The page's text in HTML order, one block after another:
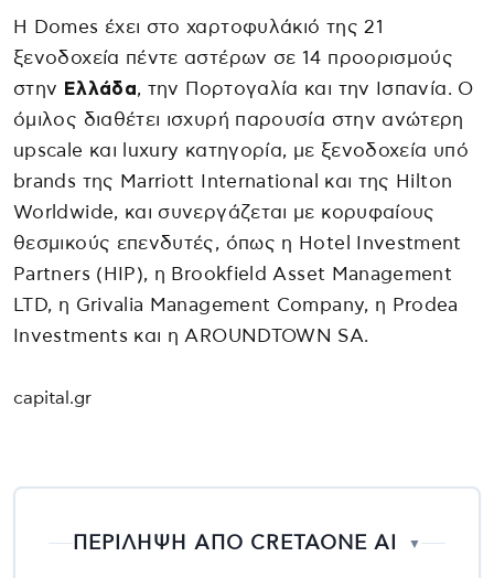
Η Domes έχει στο χαρτοφυλάκιό της 21
ξενοδοχεία πέντε αστέρων σε 14 προορισμούς
στην Ελλάδα, την Πορτογαλία και την Ισπανία. Ο
όμιλος διαθέτει ισχυρή παρουσία στην ανώτερη
upscale και luxury κατηγορία, με ξενοδοχεία υπό
brands της Marriott International και της Hilton
Worldwide, και συνεργάζεται με κορυφαίους
θεσμικούς επενδυτές, όπως η Hotel Investment
Partners (HIP), η Brookfield Asset Management
LTD, η Grivalia Management Company, η Prodea
Investments και η AROUNDTOWN SA.
capital.gr
ΠΕΡΙΛΗΨΗ ΑΠΟ CRETAONE AI ▼